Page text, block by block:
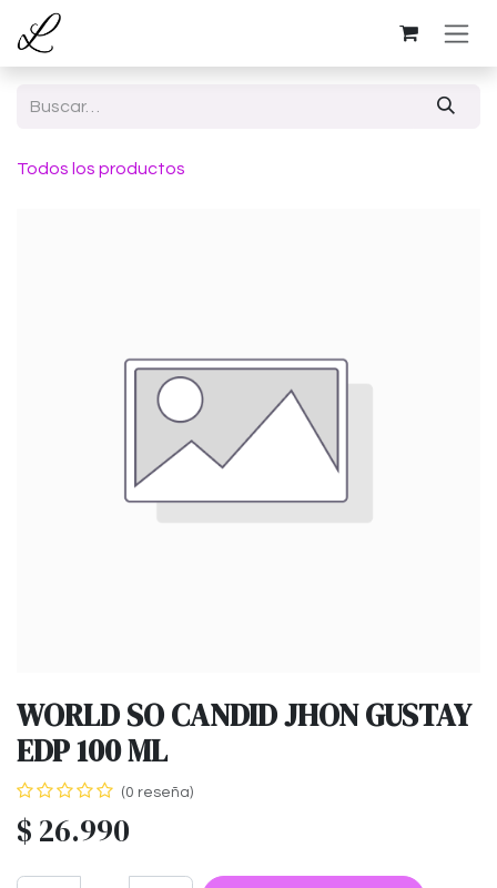
Ir al contenido
Todos los productos
WORLD SO CANDID JHON GUSTAY
EDP 100 ML
(0 reseña)
$ 26.990